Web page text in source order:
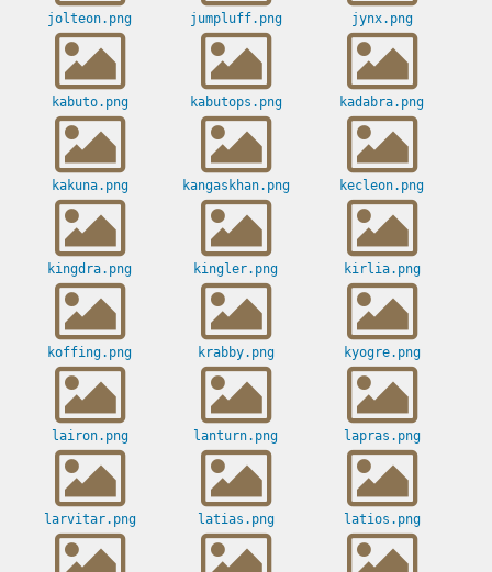
jolteon.png jumpluff.png jynx.png
kabuto.png kabutops.png kadabra.png
kakuna.png kangaskhan.png kecleon.png
kingdra.png kingler.png kirlia.png
koffing.png krabby.png kyogre.png
lairon.png lanturn.png lapras.png
larvitar.png latias.png latios.png